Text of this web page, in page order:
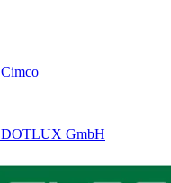
Cimco
DOTLUX GmbH